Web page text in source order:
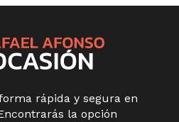
rápida y segura en
la opción